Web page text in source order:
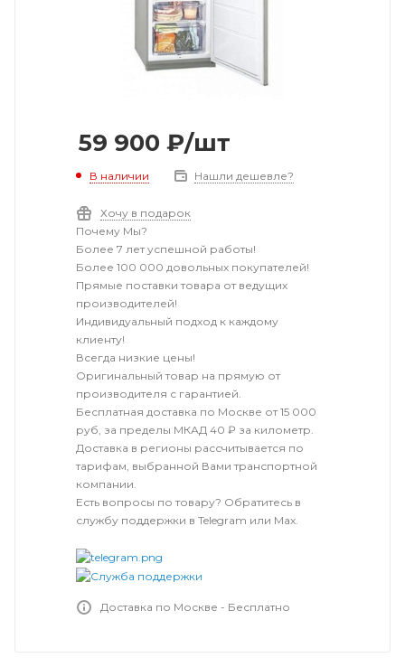
59 900 ₽/шт
В наличии Нашли дешевле?
Хочу в подарок
Почему Мы?
Более 7 лет успешной работы!
Более 100 000 довольных покупателей!
Прямые поставки товара от ведущих
производителей!
Индивидуальный подход к каждому
клиенту!
Всегда низкие цены!
Оригинальный товар на прямую от
производителя с гарантией.
Бесплатная доставка по Москве от 15 000
руб, за пределы МКАД 40 ₽ за километр.
Доставка в регионы рассчитывается по
тарифам, выбранной Вами транспортной
компании.
Есть вопросы по товару? Обратитесь в
службу поддержки в Telegram или Max.
Доставка по Москве - Бесплатно